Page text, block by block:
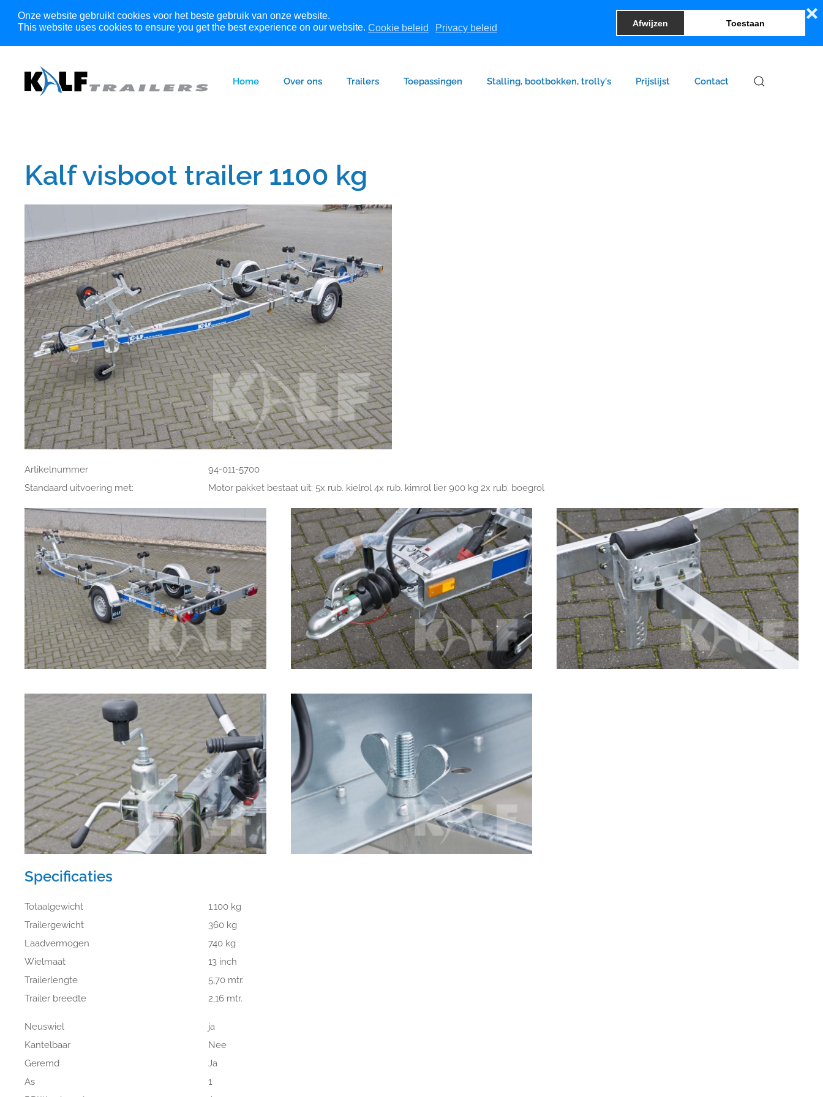
Onze website gebruikt cookies voor het beste gebruik van onze website.
This website uses cookies to ensure you get the best experience on our website. Cookie beleid Privacy beleid Afwijzen Toestaan
❌
Home Over ons Trailers Toepassingen Stalling, bootbokken, trolly's Prijslijst Contact
Kalf visboot trailer 1100 kg
Artikelnummer
94-011-5700
Standaard uitvoering met:
Motor pakket bestaat uit: 5x rub. kielrol 4x rub. kimrol lier 900 kg 2x rub. boegrol
Specificaties
Totaalgewicht
1.100 kg
Trailergewicht
360 kg
Laadvermogen
740 kg
Wielmaat
13 inch
Trailerlengte
5,70 mtr.
Trailer breedte
2,16 mtr.
Neuswiel
ja
Kantelbaar
Nee
Geremd
Ja
As
1